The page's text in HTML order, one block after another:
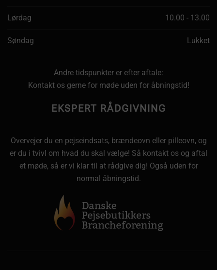
Lørdag 10.00 - 13.00
Søndag Lukket
Andre tidspunkter er efter aftale:
Kontakt os gerne for møde uden for åbningstid!
EKSPERT RÅDGIVNING
Overvejer du en pejseindsats, brændeovn eller pilleovn, og
er du i tvivl om hvad du skal vælge! Så kontakt os og aftal
et møde, så er vi klar til at rådgive dig! Også uden for
normal åbningstid.